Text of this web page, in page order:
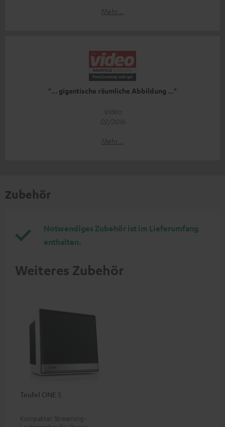
Mehr...
"... gigantische räumliche Abbildung ..."
Video
02/2016
Mehr...
Zubehör
Notwendiges Zubehör ist im Lieferumfang
enthalten.
Weiteres Zubehör
Teufel ONE S
Kompakter Streaming-